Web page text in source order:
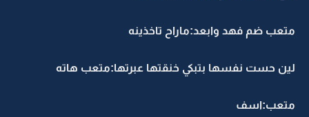
متعب ضم فهد وابعد:ماراح تاخذينه
لين حست نفسها بتبكي خنقتها عبرتها:متعب هاته
متعب:اسف